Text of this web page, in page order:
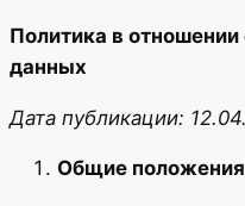
Политика в
данных
Дата публикации:
Общие положения